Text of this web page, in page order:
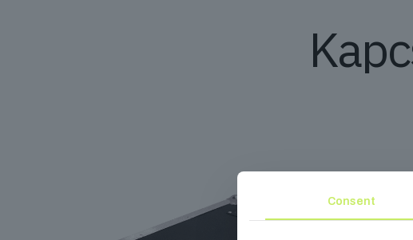
Consent